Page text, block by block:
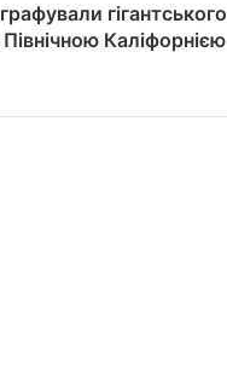
гігантського
Каліфорнією